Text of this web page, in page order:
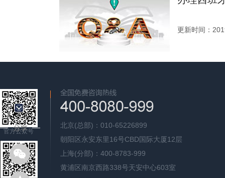
更新时间：
官方公众号
北京(总部)：010-65226899
朝阳区永安东里16号CBD国际大厦12层
上海(分部)：400-8783-999
黄浦区南京西路338号天安中心603室